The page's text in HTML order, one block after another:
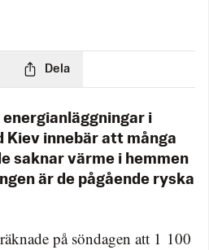
Dela
energianläggningar i
Kiev innebär att många
saknar värme i hemmen
är de pågående ryska
på söndagen att 1 100